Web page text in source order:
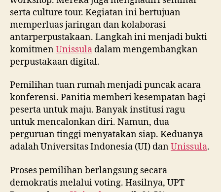
serta culture tour. Kegiatan ini bertujuan
memperluas jaringan dan kolaborasi
antarperpustakaan. Langkah ini menjadi bukti
komitmenUnissula dalam mengembangkan
perpustakaan digital.
Pemilihan tuan rumah menjadi puncak acara
konferensi. Panitia memberi kesempatan bagi
peserta untuk maju. Banyak institusi ragu
untuk mencalonkan diri. Namun, dua
perguruan tinggi menyatakan siap. Keduanya
adalah Universitas Indonesia (UI) danUnissula.
Proses pemilihan berlangsung secara
demokratis melalui voting. Hasilnya, UPT